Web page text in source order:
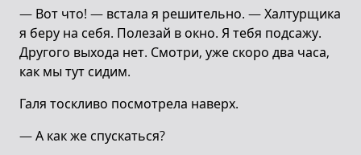
— Вот что! — встала я решительно. — Халтурщика
я беру на себя. Полезай в окно. Я тебя подсажу.
Другого выхода нет. Смотри, уже скоро два часа,
как мы тут сидим.
Галя тоскливо посмотрела наверх.
— А как же спускаться?